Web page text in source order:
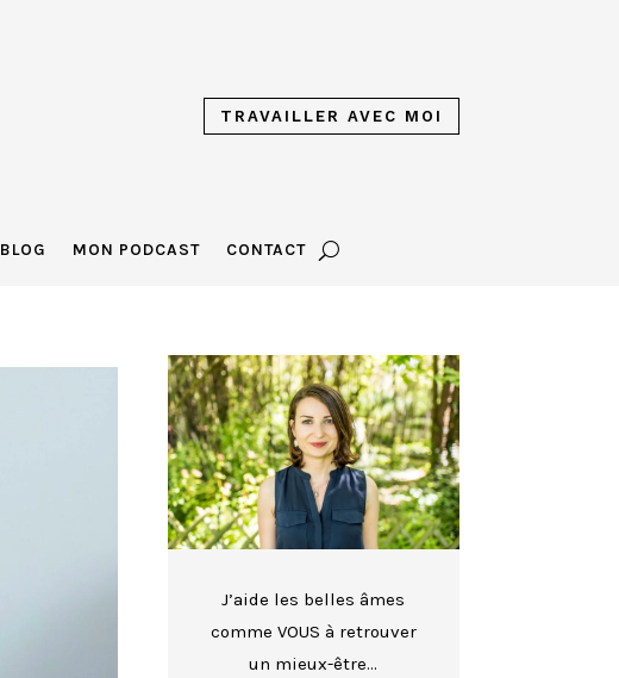
TRAVAILLER AVEC MOI
BLOG MON PODCAST CONTACT
J’aide les belles âmes
comme VOUS à retrouver
un mieux-être…